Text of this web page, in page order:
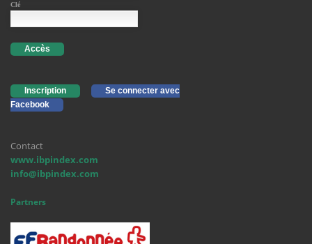
Clé
Accès
Inscription
Se connecter avec
Facebook
Contact
www.ibpindex.com
info@ibpindex.com
Partners